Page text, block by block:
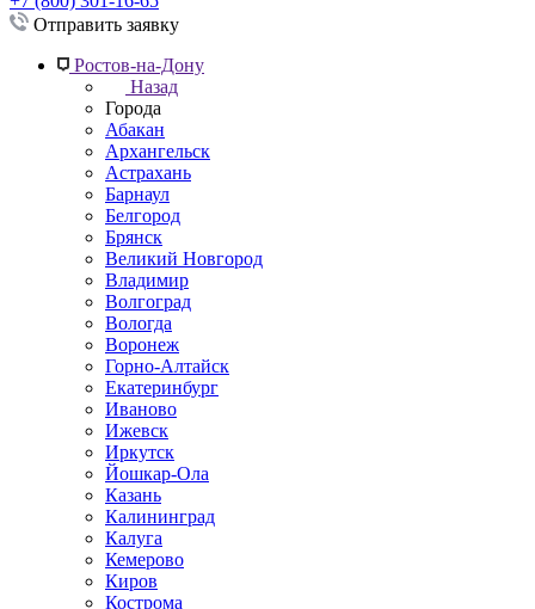
Отправить заявку
Ростов-на-Дону
Назад
Города
Абакан
Архангельск
Астрахань
Барнаул
Белгород
Брянск
Великий Новгород
Владимир
Волгоград
Вологда
Воронеж
Горно-Алтайск
Екатеринбург
Иваново
Ижевск
Иркутск
Йошкар-Ола
Казань
Калининград
Калуга
Кемерово
Киров
Кострома